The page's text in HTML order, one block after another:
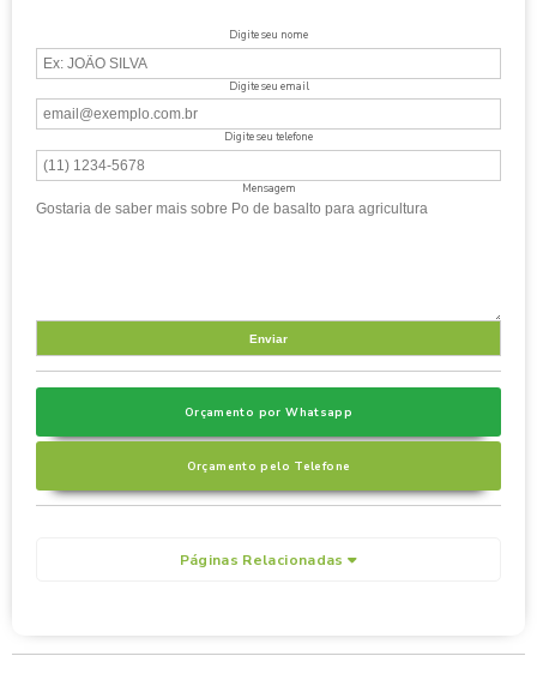
Digite seu nome
Digite seu email
Digite seu telefone
Mensagem
Orçamento por Whatsapp
Orçamento pelo Telefone
Páginas Relacionadas